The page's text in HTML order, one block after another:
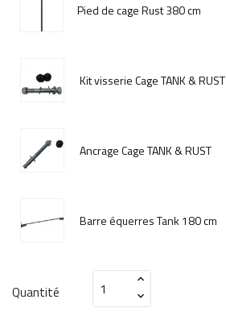
Pied de cage Rust 380 cm
Kit visserie Cage TANK & RUST
Ancrage Cage TANK & RUST
Barre équerres Tank 180 cm
Quantité